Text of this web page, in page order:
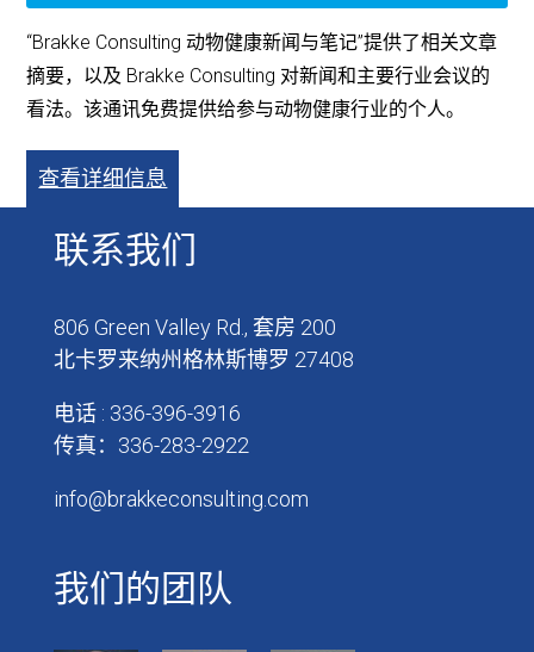
“Brakke Consulting 动物健康新闻与笔记”提供了相关文章
摘要，以及 Brakke Consulting 对新闻和主要行业会议的
看法。该通讯免费提供给参与动物健康行业的个人。
查看详细信息
联系我们
806 Green Valley Rd., 套房 200
北卡罗来纳州格林斯博罗 27408
电话 : 336-396-3916
传真：336-283-2922
info@brakkeconsulting.com
我们的团队